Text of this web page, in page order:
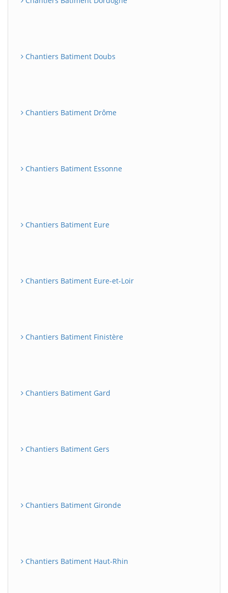
Chantiers Batiment Doubs
Chantiers Batiment Drôme
Chantiers Batiment Essonne
Chantiers Batiment Eure
Chantiers Batiment Eure-et-Loir
Chantiers Batiment Finistère
Chantiers Batiment Gard
Chantiers Batiment Gers
Chantiers Batiment Gironde
Chantiers Batiment Haut-Rhin